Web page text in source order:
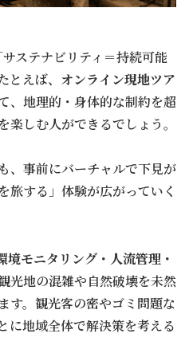
ステナビリティ＝持続可能
えば、 オンライン現地ツア
、地理的・身体的な制約を超
しむ人ができるでしょう。
、事前にバーチャルで下見が
旅する」体験が広がっていく
境モニタリング・人流管理・
光地の混雑や自然破壊を未然
す。観光客の密やゴミ問題な
に地域全体で解決策を考える